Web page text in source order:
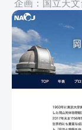
企画：国立天文